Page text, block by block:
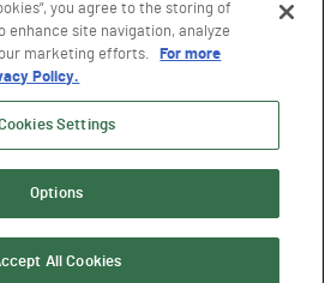
ENVIAR
Todos los derechos reservados.
Condiciones de uso
you agree to the storing of
enhance site navigation, analyze
marketing efforts.
For more
Policy.
Settings
Options
All Cookies